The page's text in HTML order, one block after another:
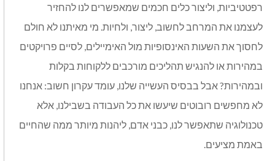
רפטטיביות, וליצור כלים חכמים שמאפשרים לנו להחזיר
לעצמנו את המרחב לחשוב, ליצור, ולחיות. מי מאיתנו לא חולם
לחסוך את השעות האינסופיות מול האימיילים, לסיים פרויקטים
במהירות או להנגיש תהליכים מורכבים ללקוחות בקלות
ובמהירות? אבל בבסיס העשייה שלנו, עומד עקרון חשוב: אנחנו
לא מחפשים רובוטים שיעשו את כל העבודה בשבילנו, אלא
טכנולוגיה שתאפשר לנו, כבני אדם, ליהנות מיותר ממה שהחיים
באמת מציעים.